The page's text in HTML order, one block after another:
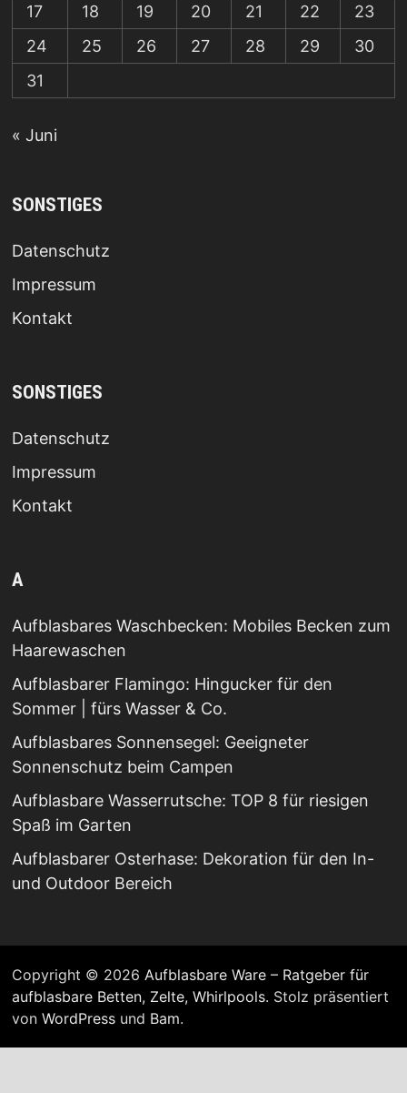
17
18 19 20 21 22
23
24
25 26 27 28 29
30
31
« Juni
SONSTIGES
Datenschutz
Impressum
Kontakt
SONSTIGES
Datenschutz
Impressum
Kontakt
A
Aufblasbares Waschbecken: Mobiles Becken zum
Haarewaschen
Aufblasbarer Flamingo: Hingucker für den
Sommer | fürs Wasser & Co.
Aufblasbares Sonnensegel: Geeigneter
Sonnenschutz beim Campen
Aufblasbare Wasserrutsche: TOP 8 für riesigen
Spaß im Garten
Aufblasbarer Osterhase: Dekoration für den In-
und Outdoor Bereich
Copyright © 2026 Aufblasbare Ware – Ratgeber für
aufblasbare Betten, Zelte, Whirlpools. Stolz präsentiert
von WordPressund Bam.